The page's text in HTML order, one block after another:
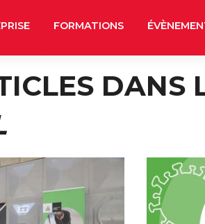
FORMATIONS
DANS